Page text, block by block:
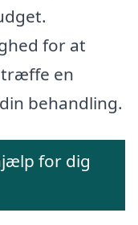
for at
træffe en
behandling.
for dig